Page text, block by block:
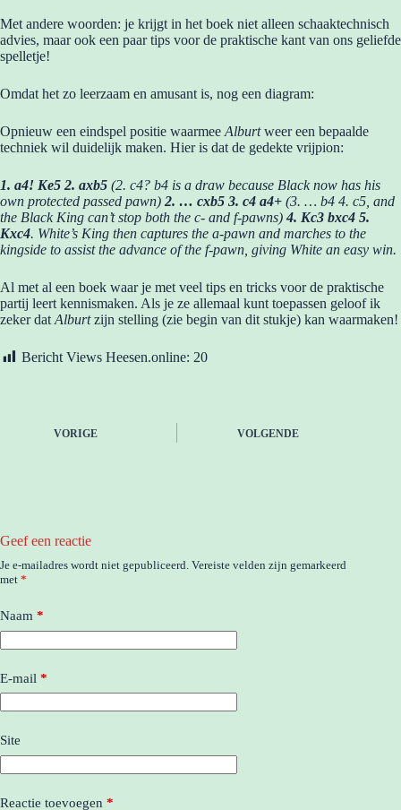
Met andere woorden: je krijgt in het boek niet alleen schaaktechnisch
advies, maar ook een paar tips voor de praktische kant van ons geliefde
spelletje!
Omdat het zo leerzaam en amusant is, nog een diagram:
Opnieuw een eindspel positie waarmee Alburtweer een bepaalde
techniek wil duidelijk maken. Hier is dat de gedekte vrijpion:
1. a4! Ke5 2. axb5 (2. c4? b4 is a draw because Black now has his
own protected passed pawn) 2. … cxb5 3. c4 a4+ (3. … b4 4. c5, and
the Black King can’t stop both the c- and f-pawns) 4. Kc3 bxc4 5.
Kxc4. White’s King then captures the a-pawn and marches to the
kingside to assist the advance of the f-pawn, giving White an easy win.
Al met al een boek waar je met veel tips en tricks voor de praktische
partij leert kennismaken. Als je ze allemaal kunt toepassen geloof ik
zeker dat Alburtzijn stelling (zie begin van dit stukje) kan waarmaken!
Bericht Views Heesen.online: 20
VORIGE VOLGENDE
Geef een reactie
Je e-mailadres wordt niet gepubliceerd. Vereiste velden zijn gemarkeerd
met *
Naam *
E-mail *
Site
Reactie toevoegen *